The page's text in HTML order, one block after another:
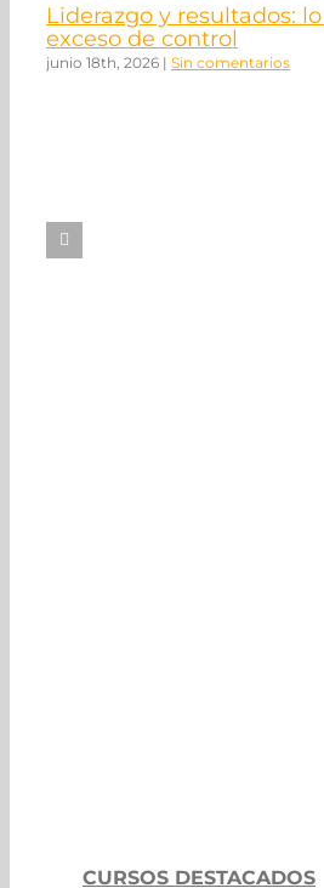
Liderazgo y resultados:
exceso de control
junio 18th, 2026 | Sin comentarios
CURSOS DESTACADOS